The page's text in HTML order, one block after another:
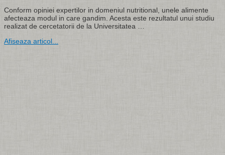
Conform opiniei expertilor in domeniul nutritional, unele alimente
afecteaza modul in care gandim. Acesta este rezultatul unui studiu
realizat de cercetatorii de la Universitatea …
Afiseaza articol...